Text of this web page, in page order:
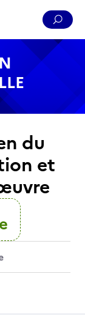
Pied de page
du
et